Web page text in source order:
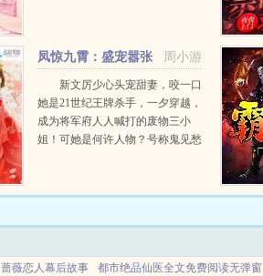
你改造。学习不好，他助你悬...
周小游
凤惊九霄：盛宠嚣张
新文厉少心头宠甜妻，咬一口
她是21世纪王牌杀手，一夕穿越，
成为将军府人人喊打的废物三小
姐！可她是何许人物？号称鬼见愁
她，可以，砍你双手！凤凰涅槃，
蔷薇恋人幕后故事 都市绝品仙医全文免费阅读无弹窗